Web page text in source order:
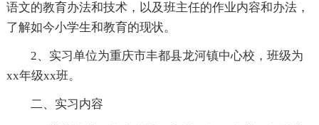
语文的教育办法和技术，以及班主任的作业内容和办法，
了解如今小学生和教育的现状。
2、实习单位为重庆市丰都县龙河镇中心校，班级为
xx年级xx班。
二、实习内容